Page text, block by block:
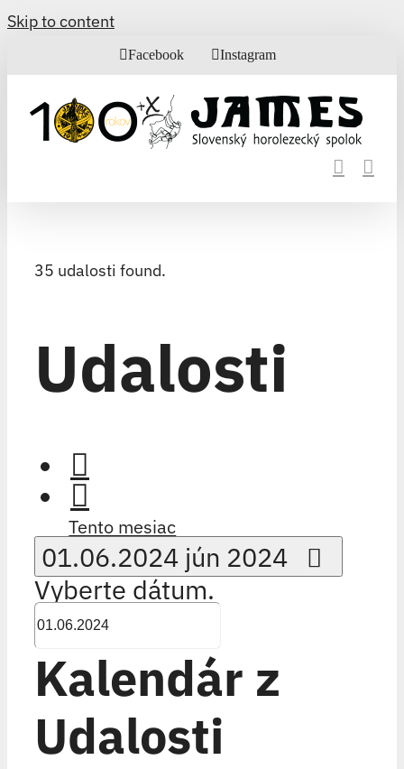
Skip to content
Facebook Instagram
35 udalosti found.
Udalosti
Tento mesiac
01.06.2024 jún 2024
Vyberte dátum.
Kalendár z
Udalosti